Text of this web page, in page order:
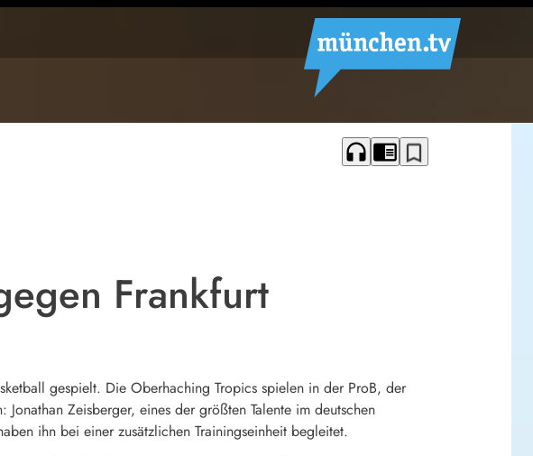
headphones chrome_reader_mode bookmark_border
Frankfurt
gespielt. Die Oberhaching Tropics spielen in der ProB, der
Zeisberger, eines der größten Talente im deutschen
ihn bei einer zusätzlichen Trainingseinheit begleitet.